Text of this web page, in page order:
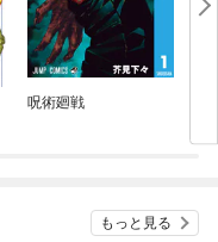
呪術廻戦
もっと見る